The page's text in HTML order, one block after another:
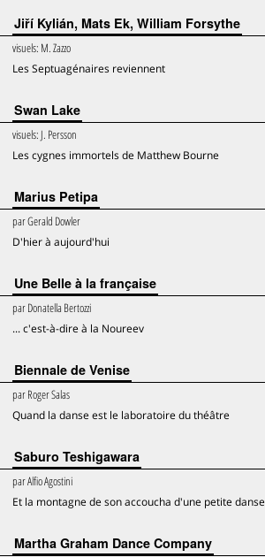
Jiří Kylián, Mats Ek, William Forsythe
visuels: M. Zazzo
Les Septuagénaires reviennent
Swan Lake
visuels: J. Persson
Les cygnes immortels de Matthew Bourne
Marius Petipa
parGerald Dowler
D'hier à aujourd'hui
Une Belle à la française
parDonatella Bertozzi
... c'est-à-dire à la Noureev
Biennale de Venise
parRoger Salas
Quand la danse est le laboratoire du théâtre
Saburo Teshigawara
parAlfio Agostini
Et la montagne de son accoucha d'une petite danse
Martha Graham Dance Company